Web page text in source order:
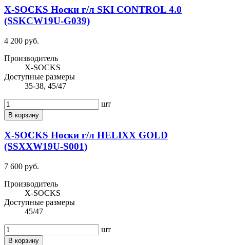
X-SOCKS Носки г/л SKI CONTROL 4.0
(SSKCW19U-G039)
4 200 руб.
Производитель
X-SOCKS
Доступные размеры
35-38, 45/47
шт
В корзину
X-SOCKS Носки г/л HELIXX GOLD
(SSXXW19U-S001)
7 600 руб.
Производитель
X-SOCKS
Доступные размеры
45/47
шт
В корзину